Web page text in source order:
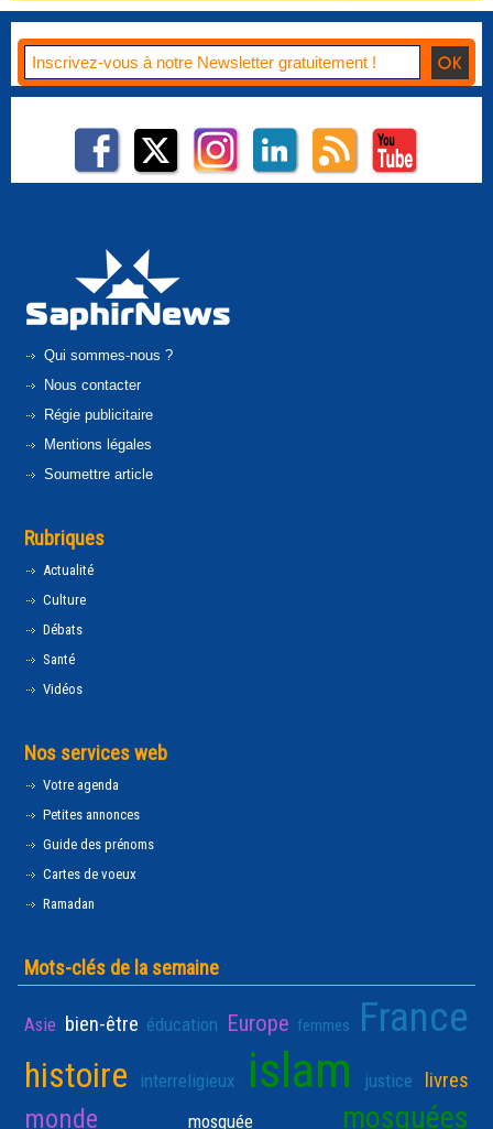
Qui sommes-nous ?
Nous contacter
Régie publicitaire
Mentions légales
Soumettre article
Rubriques
Actualité
Culture
Débats
Santé
Vidéos
Nos services web
Votre agenda
Petites annonces
Guide des prénoms
Cartes de voeux
Ramadan
Mots-clés de la semaine
Asie bien-être éducation Europe femmes France
histoire interreligieux islam justice livres
monde mosquée mosquées